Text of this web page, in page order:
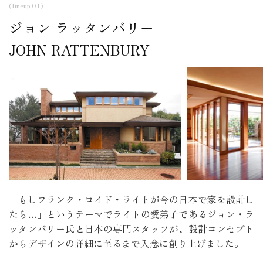
(lineup 01)
ジョン ラッタンバリー
JOHN RATTENBURY
「もしフランク・ロイド・ライトが今の日本で家を設計し
たら…」というテーマでライトの愛弟子であるジョン・ラ
ッタンバリー氏と日本の専門スタッフが、設計コンセプト
からデザインの詳細に至るまで入念に創り上げました。